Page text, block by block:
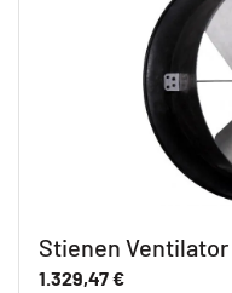
Stienen Ventilator
1.329,47€